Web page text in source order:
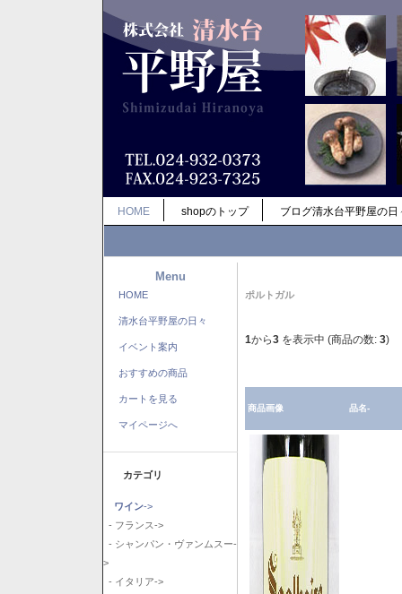
HOME shopのトップ ブログ清水台平野屋の日
Menu
HOME
清水台平野屋の日々
イベント案内
おすすめの商品
カートを見る
マイページへ
カテゴリ
ワイン->
- フランス->
- シャンパン・ヴァンムスー-
>
- イタリア->
ポルトガル
1から3 を表示中 (商品の数: 3)
商品画像 品名-